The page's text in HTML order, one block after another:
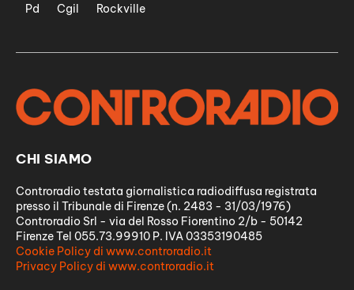
Pd
Cgil Rockville
CHI SIAMO
Controradio testata giornalistica radiodiffusa registrata
presso il Tribunale di Firenze (n. 2483 - 31/03/1976)
Controradio Srl - via del Rosso Fiorentino 2/b - 50142
Firenze Tel 055.73.99910 P. IVA 03353190485
Cookie Policy di www.controradio.it
Privacy Policy di www.controradio.it